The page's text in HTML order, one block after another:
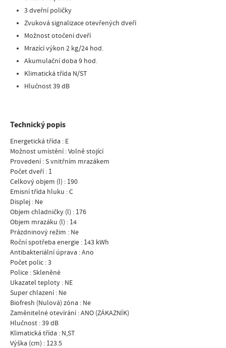
3 dveřní poličky
Zvuková signalizace otevřených dveří
Možnost otočení dveří
Mrazící výkon 2 kg/24 hod.
Akumulační doba 9 hod.
Klimatická třída N/ST
Hlučnost 39 dB
Technický popis
Energetická třída : E
Možnost umístění : Volně stojící
Provedení : S vnitřním mrazákem
Počet dveří : 1
Celkový objem (l) : 190
Emisní třída hluku : C
Displej : Ne
Objem chladničky (l) : 176
Objem mrazáku (l) : 14
Prázdninový režim : Ne
Roční spotřeba energie : 143 kWh
Antibakteriální úprava : Ano
Počet polic : 3
Police : Skleněné
Ukazatel teploty : NE
Super chlazení : Ne
Biofresh (Nulová) zóna : Ne
Zaměnitelné otevírání : ANO (ZÁKAZNÍK)
Hlučnost : 39 dB
Klimatická třída : N,ST
Výška (cm) : 123.5